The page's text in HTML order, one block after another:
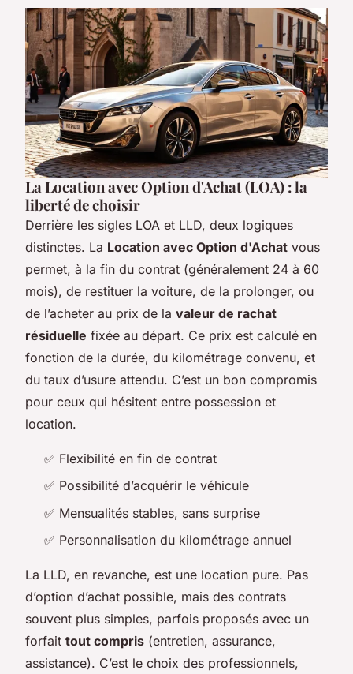
La Location avec Option d'Achat (LOA) : la
liberté de choisir
Derrière les sigles LOA et LLD, deux logiques
distinctes. La Location avec Option d'Achat vous
permet, à la fin du contrat (généralement 24 à 60
mois), de restituer la voiture, de la prolonger, ou
de l’acheter au prix de la valeur de rachat
résiduelle fixée au départ. Ce prix est calculé en
fonction de la durée, du kilométrage convenu, et
du taux d’usure attendu. C’est un bon compromis
pour ceux qui hésitent entre possession et
location.
✅ Flexibilité en fin de contrat
✅ Possibilité d’acquérir le véhicule
✅ Mensualités stables, sans surprise
✅ Personnalisation du kilométrage annuel
La LLD, en revanche, est une location pure. Pas
d’option d’achat possible, mais des contrats
souvent plus simples, parfois proposés avec un
forfait tout compris (entretien, assurance,
assistance). C’est le choix des professionnels,